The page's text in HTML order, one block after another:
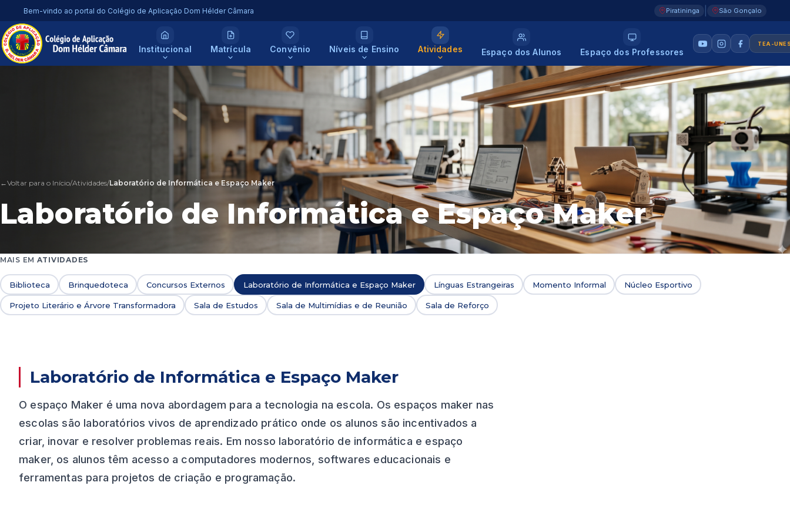
Bem-vindo ao portal do Colégio de Aplicação Dom Hélder Câmara Piratininga São Gonçalo
Institucional Matrícula Convênio Níveis de Ensino Atividades Espaço dos Alunos Espaço dos Professores
TEA-
←Voltar para o Início/Atividades/Laboratório de Informática e Espaço Maker
Laboratório de Informática e Espaço Maker
MAIS EM ATIVIDADES
Biblioteca Brinquedoteca Concursos Externos Laboratório de Informática e Espaço Maker Línguas Estrangeiras Momento Informal Núcleo Esportivo
Projeto Literário e Árvore Transformadora Sala de Estudos Sala de Multimídias e de Reunião Sala de Reforço
Laboratório de Informática e Espaço Maker
O espaço Maker é uma nova abordagem para a tecnologia na escola. Os espaços maker nas
escolas são laboratórios vivos de aprendizado prático onde os alunos são incentivados a
criar, inovar e resolver problemas reais. Em nosso laboratório de informática e espaço
maker, os alunos têm acesso a computadores modernos, softwares educacionais e
ferramentas para projetos de criação e programação.